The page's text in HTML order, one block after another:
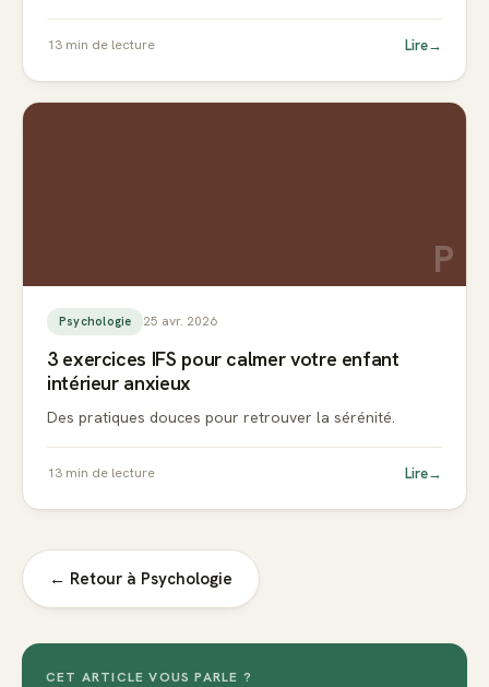
13 min de lecture Lire→
P
Psychologie 25 avr. 2026
3 exercices IFS pour calmer votre enfant
intérieur anxieux
Des pratiques douces pour retrouver la sérénité.
13 min de lecture Lire→
← Retour à Psychologie
CET ARTICLE VOUS PARLE ?